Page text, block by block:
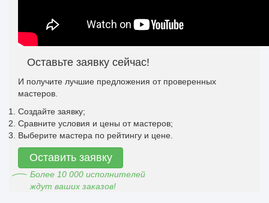
Оставьте заявку сейчас!
И получите лучшие предложения от проверенных
мастеров.
Создайте заявку;
Сравните условия и цены от мастеров;
Выберите мастера по рейтингу и цене.
Оставить заявку
Более 10 000 исполнителей
ждут ваших заказов!